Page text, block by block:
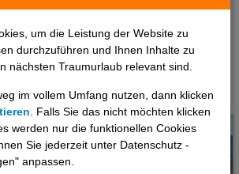
um die Leistung der Website zu
durchzuführen und Ihnen Inhalte zu
nächsten Traumurlaub relevant sind.
im vollem Umfang nutzen, dann klicken
. Falls Sie das nicht möchten klicken
werden nur die funktionellen Cookies
Sie jederzeit unter Datenschutz -
anpassen.
Ohne Verpflegung
inkl. Zug zum Flug
ab 648 €
pro Person